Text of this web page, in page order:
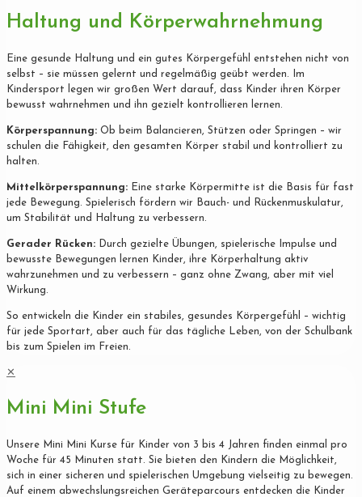
Haltung und Körperwahrnehmung
Eine gesunde Haltung und ein gutes Körpergefühl entstehen nicht von
selbst – sie müssen gelernt und regelmäßig geübt werden. Im
Kindersport legen wir großen Wert darauf, dass Kinder ihren Körper
bewusst wahrnehmen und ihn gezielt kontrollieren lernen.
Körperspannung: Ob beim Balancieren, Stützen oder Springen – wir
schulen die Fähigkeit, den gesamten Körper stabil und kontrolliert zu
halten.
Mittelkörperspannung: Eine starke Körpermitte ist die Basis für fast
jede Bewegung. Spielerisch fördern wir Bauch- und Rückenmuskulatur,
um Stabilität und Haltung zu verbessern.
Gerader Rücken: Durch gezielte Übungen, spielerische Impulse und
bewusste Bewegungen lernen Kinder, ihre Körperhaltung aktiv
wahrzunehmen und zu verbessern – ganz ohne Zwang, aber mit viel
Wirkung.
So entwickeln die Kinder ein stabiles, gesundes Körpergefühl – wichtig
für jede Sportart, aber auch für das tägliche Leben, von der Schulbank
bis zum Spielen im Freien.
✕
Mini Mini Stufe
Unsere Mini Mini Kurse für Kinder von 3 bis 4 Jahren finden einmal pro
Woche für 45 Minuten statt. Sie bieten den Kindern die Möglichkeit,
sich in einer sicheren und spielerischen Umgebung vielseitig zu bewegen.
Auf einem abwechslungsreichen Geräteparcours entdecken die Kinder